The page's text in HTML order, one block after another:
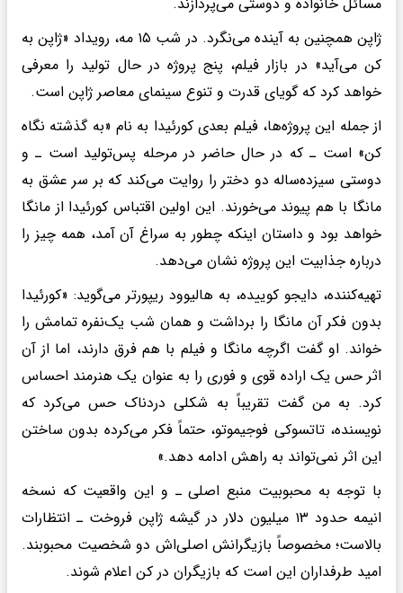
ژاپن همچنین به آینده می‌نگرد. در شب ۱۵ مه، رویداد «ژاپن به
کن می‌آید» در بازار فیلم، پنج پروژه در حال تولید را معرفی
خواهد کرد که گویای قدرت و تنوع سینمای معاصر ژاپن است.
از جمله این پروژه‌ها، فیلم بعدی کورئیدا به نام «به گذشته نگاه
کن» است ـ که در حال حاضر در مرحله پس‌تولید است ـ و
دوستی سیزده‌ساله دو دختر را روایت می‌کند که بر سر عشق به
مانگا با هم پیوند می‌خورند. این اولین اقتباس کورئیدا از مانگا
خواهد بود و داستان اینکه چطور به سراغ آن آمد، همه چیز را
درباره جذابیت این پروژه نشان می‌دهد.
تهیه‌کننده، دایجو کوییده، به هالیوود ریپورتر می‌گوید: «کورئیدا
بدون فکر آن مانگا را برداشت و همان شب یک‌نفره تمامش را
خواند. او گفت اگرچه مانگا و فیلم با هم فرق دارند، اما از آن
اثر حس یک اراده قوی و فوری را به عنوان یک هنرمند احساس
کرد. به من گفت تقریباً به شکلی دردناک حس می‌کرد که
نویسنده، تاتسوکی فوجیموتو، حتماً فکر می‌کرده بدون ساختن
این اثر نمی‌تواند به راهش ادامه دهد.»
با توجه به محبوبیت منبع اصلی ـ و این واقعیت که نسخه
انیمه حدود ۱۳ میلیون دلار در گیشه ژاپن فروخت ـ انتظارات
بالاست؛ مخصوصاً بازیگرانش اصلی‌اش دو شخصیت محبوبند.
امید طرفداران این است که بازیگران در کن اعلام شوند.